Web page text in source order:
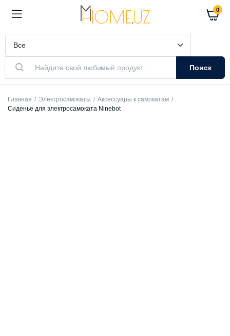
0
Поиск
Главная Электросамокаты
Аксессуары к самокатам
Сиденье для электросамоката Ninebot